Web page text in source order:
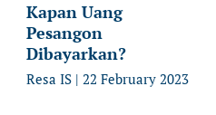
Kapan Uang
Pesangon
Dibayarkan?
Resa IS 22 February 2023